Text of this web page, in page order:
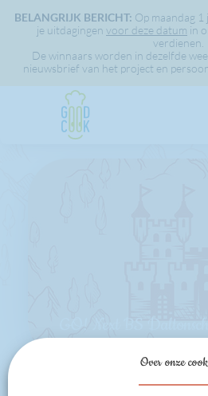
BELANGRIJK BERICHT: Op maandag
je uitdagingen voor deze datum in
verdienen.
De winnaars worden in dezelfde
nieuwsbrief van het project en
Over onze